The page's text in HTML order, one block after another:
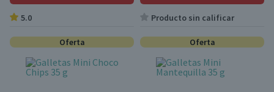
5.0 Producto sin calificar
Oferta Oferta